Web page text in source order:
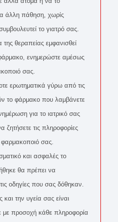
άλλη πάθηση, χωρίς
το γιατρό σας.
θεραπείας εμφανισθεί
ενημερώστε αμέσως
σας.
ερωτηματικά γύρω από τις
το φάρμακο που λαμβάνετε
για το ιατρικό σας
ζητήσετε τις πληροφορίες
σας.
και ασφαλές το
θα πρέπει να
οδηγίες που σας δόθηκαν.
την υγεία σας είναι
με προσοχή κάθε πληροφορία